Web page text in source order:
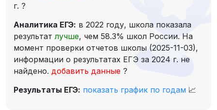
г. ?
Аналитика ЕГЭ: в 2022 году, школа показала
результатлучше, чем 58.3% школ России. На
момент проверки отчетов школы (2025-11-03),
информации о результатах ЕГЭ за 2024 г. не
найдено. добавить данные ?
Результаты ЕГЭ: показать график по годам 📈